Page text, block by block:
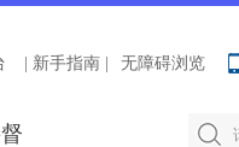
| 新手指南 | 无障碍浏览